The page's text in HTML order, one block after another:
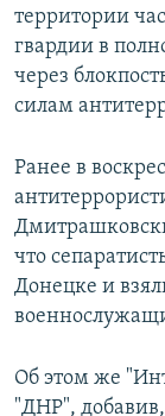
территории
гвардии в
через
силам
Ранее в
что
Донецке и
Об этом же
"ДНР",